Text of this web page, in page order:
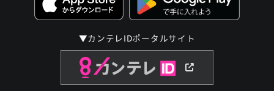
▼カンテレIDポータルサイト